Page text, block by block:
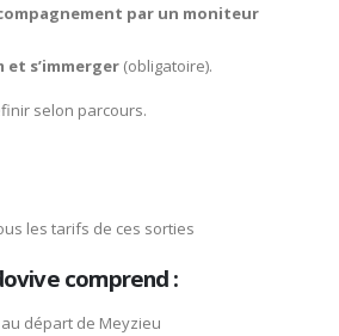
par un moniteur
et s’immerger (obligatoire).
selon parcours.
les tarifs de ces sorties
comprend :
départ de Meyzieu